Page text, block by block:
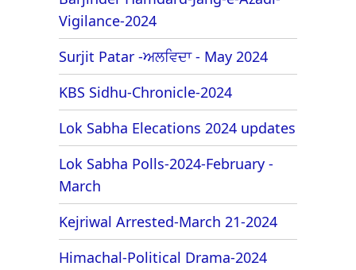
Vigilance-2024
Surjit Patar -ਅਲਵਿਦਾ - May 2024
KBS Sidhu-Chronicle-2024
Lok Sabha Elecations 2024 updates
Lok Sabha Polls-2024-February -
March
Kejriwal Arrested-March 21-2024
Himachal-Political Drama-2024